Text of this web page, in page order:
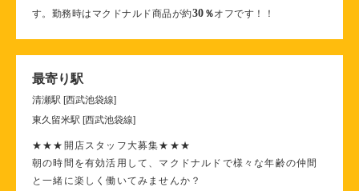
す。勤務時はマクドナルド商品が約30 ％オフです！！
最寄り駅
清瀬駅 [西武池袋線]
東久留米駅 [西武池袋線]
★★★開店スタッフ大募集★★★
朝の時間を有効活用して、マクドナルドで様々な年齢の仲間
と一緒に楽しく働いてみませんか？